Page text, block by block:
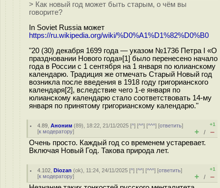
> Как новый год может быть старым, о чём вы
говорите?
In Soviet Russia может
https://ru.wikipedia.org/wiki/%D0%A1%D1%82%D0%B0
"20 (30) декабря 1699 года — указом №1736 Петра I «О
праздновании Нового года»[1] было перенесено начало
года в России с 1 сентября на 1 января по юлианскому
календарю. Традиция же отмечать Старый Новый год
возникла после введения в 1918 году григорианского
календаря[2], вследствие чего 1-е января по
юлианскому календарю стало соответствовать 14-му
января по принятому григорианскому календарю."
4.89 ,Аноним (89), 18:22, 21/11/2025 [^] [^^] [^^^] [ответить]
[к модератору]
+1
+ / –
Очень просто. Каждый год со временем устаревает.
Включая Новый Год. Такова природа лет.
4.102 ,Diozan (ok), 11:24, 24/11/2025 [^] [^^] [^^^] [ответить]
[к модератору]
+1
+ / –